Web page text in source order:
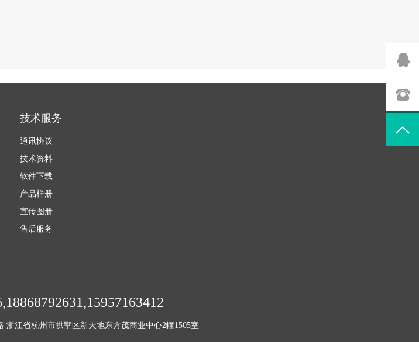
技术服务
通讯协议
技术资料
软件下载
产品样册
宣传图册
售后服务
浙江省杭州市拱墅区新天地东方茂商业中心2幢1505室